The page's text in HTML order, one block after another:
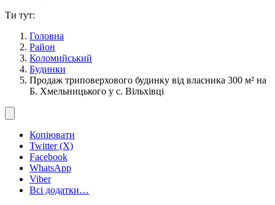
Ти тут:
Головна
Район
Коломийський
Будинки
Продаж триповерхового будинку від власника 300 м² на
Б. Хмельницького у с. Вільхівці
Копіювати
Twitter (X)
Facebook
WhatsApp
Viber
Всі додатки…